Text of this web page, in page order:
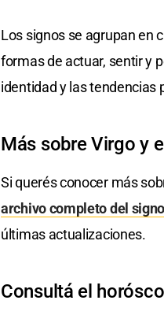
Los signos se agrupan en
formas de actuar, sentir y
identidad y las tendencias
Más sobre Virgo y
Si querés conocer más
archivo completo del signo
últimas actualizaciones.
Consultá el